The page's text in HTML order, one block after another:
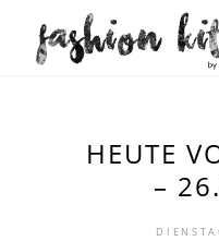
HEUTE
–